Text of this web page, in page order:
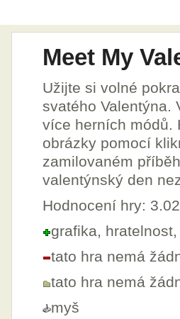
Meet My
Užijte si volné
svatého Valentýna.
více herních módů.
obrázky pomocí
zamilovaném
valentýnský den
Hodnocení hry:
grafika,
tato hra nemá
tato hra nemá
myš